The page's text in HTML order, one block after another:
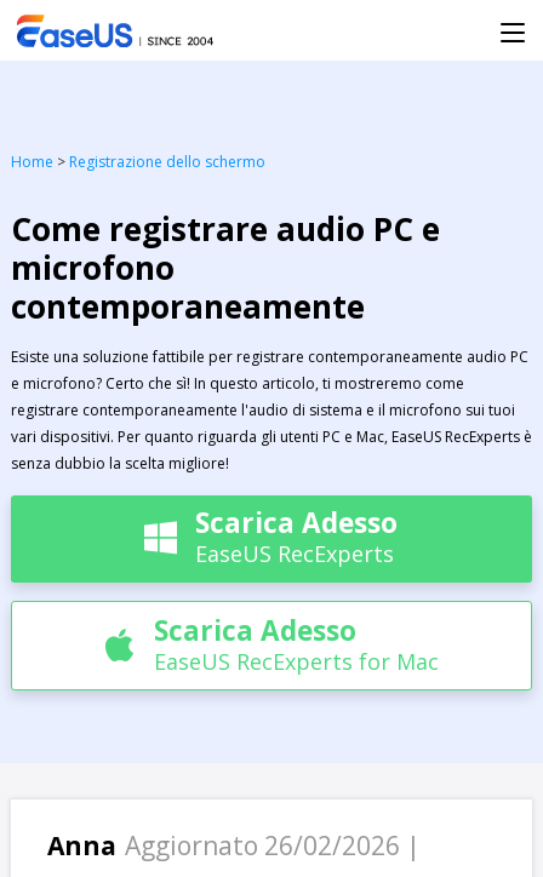
Home > Registrazione dello schermo
Come registrare audio PC e
microfono
contemporaneamente
Esiste una soluzione fattibile per registrare contemporaneamente audio PC
e microfono? Certo che sì! In questo articolo, ti mostreremo come
registrare contemporaneamente l'audio di sistema e il microfono sui tuoi
vari dispositivi. Per quanto riguarda gli utenti PC e Mac, EaseUS RecExperts è
senza dubbio la scelta migliore!
 Scarica Adesso
EaseUS RecExperts
 Scarica Adesso
EaseUS RecExperts for Mac
Anna Aggiornato 26/02/2026 |